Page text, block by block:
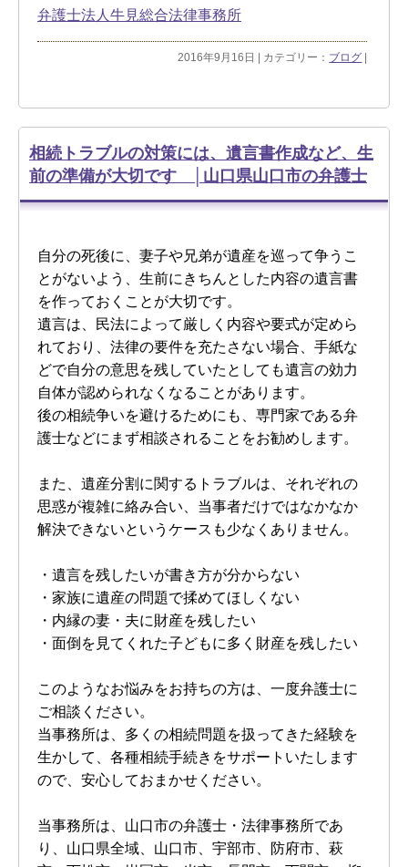
弁護士法人牛見総合法律事務所
2016年9月16日 | カテゴリー： ブログ
相続トラブルの対策には、遺言書作成など、生
前の準備が大切です │山口県山口市の弁護士
自分の死後に、妻子や兄弟が遺産を巡って争うこ
とがないよう、生前にきちんとした内容の遺言書
を作っておくことが大切です。
遺言は、民法によって厳しく内容や要式が定めら
れており、法律の要件を充たさない場合、手紙な
どで自分の意思を残していたとしても遺言の効力
自体が認められなくなることがあります。
後の相続争いを避けるためにも、専門家である弁
護士などにまず相談されることをお勧めします。
また、遺産分割に関するトラブルは、それぞれの
思惑が複雑に絡み合い、当事者だけではなかなか
解決できないというケースも少なくありません。
・遺言を残したいが書き方が分からない
・家族に遺産の問題で揉めてほしくない
・内縁の妻・夫に財産を残したい
・面倒を見てくれた子どもに多く財産を残したい
このようなお悩みをお持ちの方は、一度弁護士に
ご相談ください。
当事務所は、多くの相続問題を扱ってきた経験を
生かして、各種相続手続きをサポートいたします
ので、安心しておまかせください。
当事務所は、山口市の弁護士・法律事務所であ
り、山口県全域、山口市、宇部市、防府市、萩